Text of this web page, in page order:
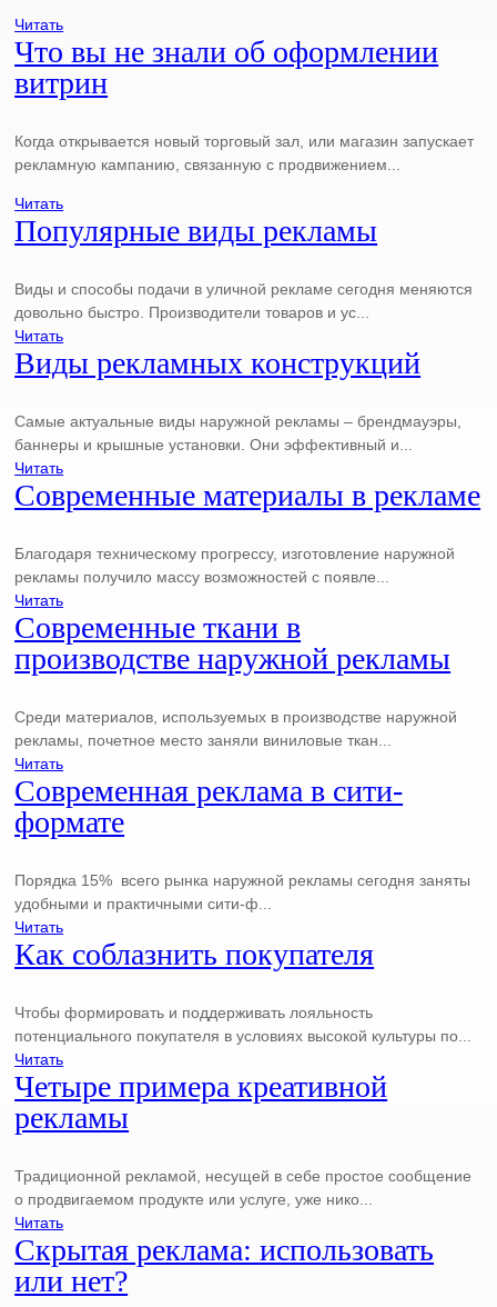
Читать
Что вы не знали об оформлении
витрин
Когда открывается новый торговый зал, или магазин запускает
рекламную кампанию, связанную с продвижением...
Читать
Популярные виды рекламы
Виды и способы подачи в уличной рекламе сегодня меняются
довольно быстро. Производители товаров и ус...
Читать
Виды рекламных конструкций
Самые актуальные виды наружной рекламы – брендмауэры,
баннеры и крышные установки. Они эффективный и...
Читать
Современные материалы в рекламе
Благодаря техническому прогрессу, изготовление наружной
рекламы получило массу возможностей с появле...
Читать
Современные ткани в
производстве наружной рекламы
Среди материалов, используемых в производстве наружной
рекламы, почетное место заняли виниловые ткан...
Читать
Современная реклама в сити-
формате
Порядка 15% всего рынка наружной рекламы сегодня заняты
удобными и практичными сити-ф...
Читать
Как соблазнить покупателя
Чтобы формировать и поддерживать лояльность
потенциального покупателя в условиях высокой культуры по...
Читать
Четыре примера креативной
рекламы
Традиционной рекламой, несущей в себе простое сообщение
о продвигаемом продукте или услуге, уже нико...
Читать
Скрытая реклама: использовать
или нет?